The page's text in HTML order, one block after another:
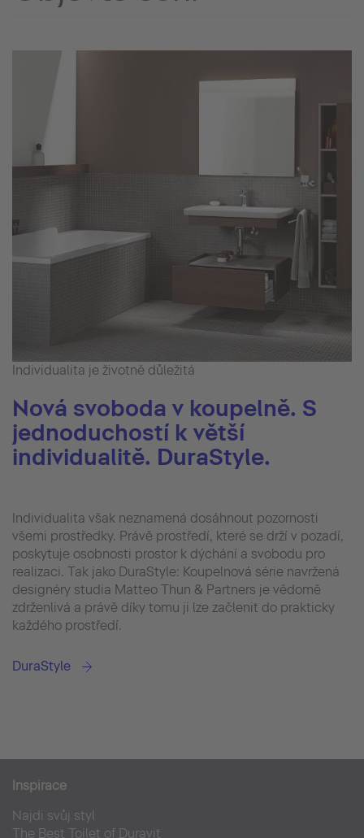
Individualita je životně důležitá
Nová svoboda v koupelně. S
jednoduchostí k větší
individualitě. DuraStyle.
Individualita však neznamená dosáhnout pozornosti
všemi prostředky. Právě prostředí, které se drží v pozadí,
poskytuje osobnosti prostor k dýchání a svobodu pro
realizaci. Tak jako DuraStyle: Koupelnová série navržená
designéry studia Matteo Thun & Partners je vědomě
zdrženlivá a právě díky tomu ji lze začlenit do prakticky
každého prostředí.
DuraStyle
Inspirace
Najdi svůj styl
The Best Toilet of Duravit